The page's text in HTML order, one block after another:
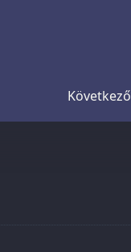
Következő
Átirat